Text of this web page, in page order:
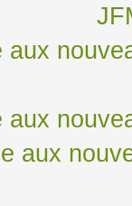
aux
aux
aux